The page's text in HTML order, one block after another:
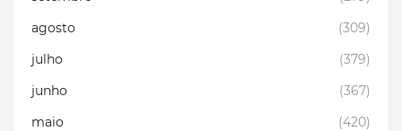
agosto
(309)
julho
(379)
junho
(367)
maio
(420)